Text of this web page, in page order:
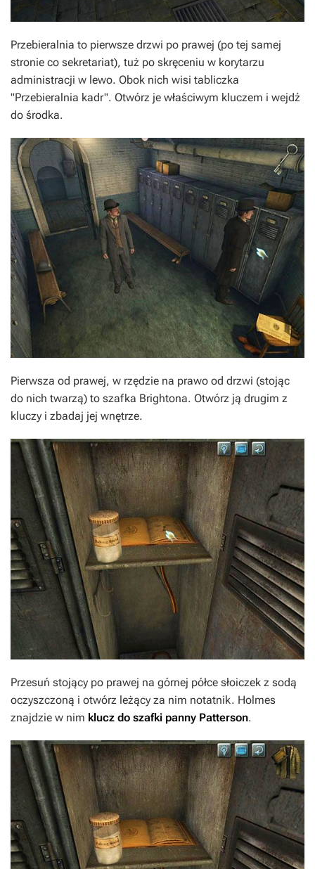
Przebieralnia to pierwsze drzwi po prawej (po tej samej
stronie co sekretariat), tuż po skręceniu w korytarzu
administracji w lewo. Obok nich wisi tabliczka
"Przebieralnia kadr". Otwórz je właściwym kluczem i wejdź
do środka.
Pierwsza od prawej, w rzędzie na prawo od drzwi (stojąc
do nich twarzą) to szafka Brightona. Otwórz ją drugim z
kluczy i zbadaj jej wnętrze.
Przesuń stojący po prawej na górnej półce słoiczek z sodą
oczyszczoną i otwórz leżący za nim notatnik. Holmes
znajdzie w nim klucz do szafki panny Patterson.